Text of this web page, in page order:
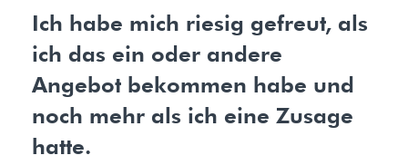
Ich habe mich riesig gefreut, als
ich das ein oder andere
Angebot bekommen habe und
noch mehr als ich eine Zusage
hatte.